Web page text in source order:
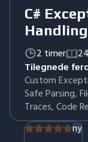
C#
2 timer
Tilegnede
Custom
Safe Parsing,
Traces, Code
ny